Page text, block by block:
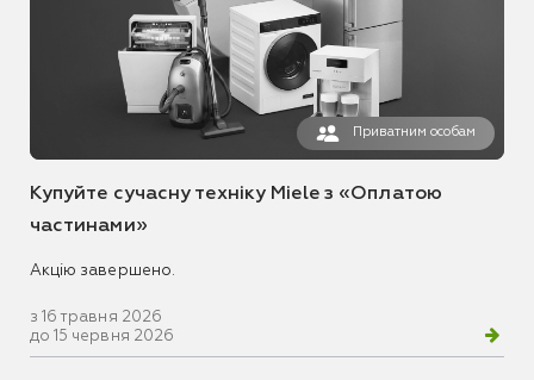
Приватним особам
Купуйте сучасну техніку Miele з «Оплатою
частинами»
Акцію завершено.
з 16 травня 2026
до 15 червня 2026